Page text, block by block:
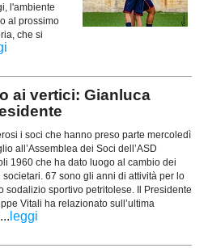
l'ambiente
al prossimo
che si
ai vertici: Gianluca
i soci che hanno preso parte mercoledì
all’Assemblea dei Soci dell’ASD
1960 che ha dato luogo al cambio dei
societari. 67 sono gli anni di attività per lo
sodalizio sportivo petritolese. Il Presidente
Vitali ha relazionato sull’ultima
... leggi